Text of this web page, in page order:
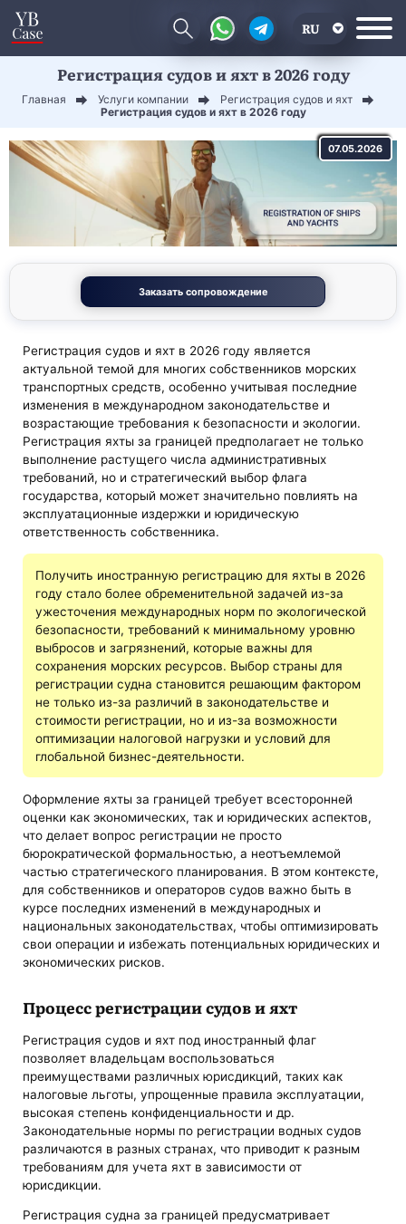
RU
CN
Регистрация судов и яхт в 2026 году
Главная Услуги компании
Регистрация судов и яхт
Регистрация судов и яхт в 2026 году
07.05.2026
Заказать сопровождение
Регистрация судов и яхт в 2026 году является
актуальной темой для многих собственников морских
транспортных средств, особенно учитывая последние
изменения в международном законодательстве и
возрастающие требования к безопасности и экологии.
Регистрация яхты за границей предполагает не только
выполнение растущего числа административных
требований, но и стратегический выбор флага
государства, который может значительно повлиять на
эксплуатационные издержки и юридическую
ответственность собственника.
Получить иностранную регистрацию для яхты в 2026
году стало более обременительной задачей из-за
ужесточения международных норм по экологической
безопасности, требований к минимальному уровню
выбросов и загрязнений, которые важны для
сохранения морских ресурсов. Выбор страны для
регистрации судна становится решающим фактором
не только из-за различий в законодательстве и
стоимости регистрации, но и из-за возможности
оптимизации налоговой нагрузки и условий для
глобальной бизнес-деятельности.
Оформление яхты за границей требует всесторонней
оценки как экономических, так и юридических аспектов,
что делает вопрос регистрации не просто
бюрократической формальностью, а неотъемлемой
частью стратегического планирования. В этом контексте,
для собственников и операторов судов важно быть в
курсе последних изменений в международных и
национальных законодательствах, чтобы оптимизировать
свои операции и избежать потенциальных юридических и
экономических рисков.
Процесс регистрации судов и яхт
Регистрация судов и яхт под иностранный флаг
позволяет владельцам воспользоваться
преимуществами различных юрисдикций, таких как
налоговые льготы, упрощенные правила эксплуатации,
высокая степень конфиденциальности и др.
Законодательные нормы по регистрации водных судов
различаются в разных странах, что приводит к разным
требованиям для учета яхт в зависимости от
юрисдикции.
Регистрация судна за границей предусматривает